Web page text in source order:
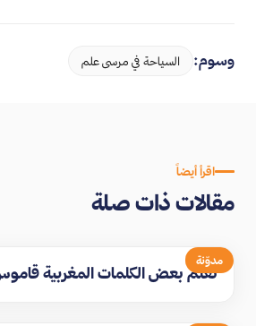
وسوم: السياحة في مرسى علم
اقرأ أيضاً
مقالات ذات صلة
مدوّنة
تعلم بعض الكلمات المغربية